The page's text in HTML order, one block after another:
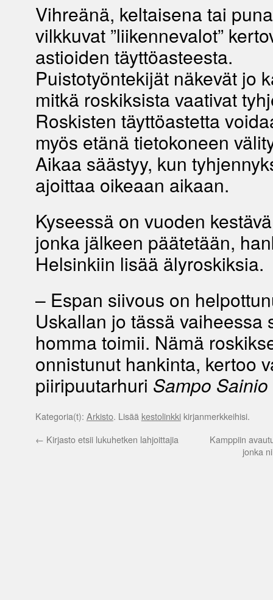
Vihreänä, keltaisena tai
vilkkuvat ”liikennevalot”
astioiden täyttöasteesta.
Puistotyöntekijät näkevät jo
mitkä roskiksista vaativat
Roskisten täyttöastetta
myös etänä tietokoneen
Aikaa säästyy, kun
ajoittaa oikeaan aikaan.
Kyseessä on vuoden
jonka jälkeen päätetään,
Helsinkiin lisää älyroskiksia.
– Espan siivous on
Uskallan jo tässä vaiheessa
homma toimii. Nämä
onnistunut hankinta, kertoo
piiripuutarhuri Sampo Sainio
Kategoria(t): Arkisto. Lisää kestolinkkikirjanmerkkeihisi.
← Kirjasto etsii lukuhetken lahjoittajia
Kamppiin
jonka